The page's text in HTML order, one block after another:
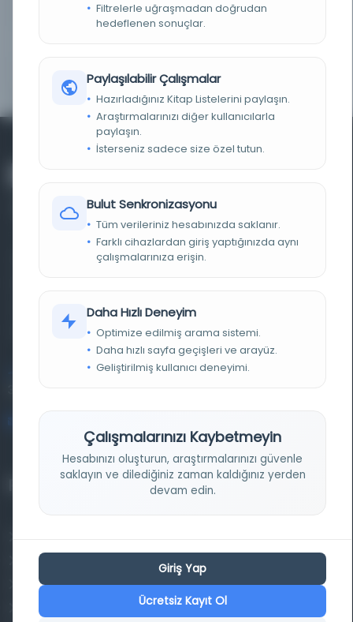
Başlığın çevirisi: Saflık bahçesi.
Open Access
Farklı dönem, dil ve coğrafyalara ait tarihî yazma ve
materyalleri bir araya getiren kapsamlı bir dijital
kütüphane ve meta katalog.
Entertech Ofis: 322 İstanbul Ün. Avcılar Kampüsü Avcılar,
Projelerimiz
Aruz ve Hece Ölçüsü
Türkçe Metin Sıklık Analizi
Kazakça Metin Sıklık Analizi
Filtrelerle uğraşmadan doğrudan
hedeflenen sonuçlar.
Paylaşılabilir Çalışmalar
Hazırladığınız Kitap Listelerini paylaşın.
Araştırmalarınızı diğer kullanıcılarla
paylaşın.
İsterseniz sadece size özel tutun.
Bulut Senkronizasyonu
Tüm verileriniz hesabınızda saklanır.
Farklı cihazlardan giriş yaptığınızda aynı
çalışmalarınıza erişin.
Daha Hızlı Deneyim
Optimize edilmiş arama sistemi.
Daha hızlı sayfa geçişleri ve arayüz.
Geliştirilmiş kullanıcı deneyimi.
Çalışmalarınızı Kaybetmeyin
Hesabınızı oluşturun, araştırmalarınızı güvenle
saklayın ve dilediğiniz zaman kaldığınız yerden
devam edin.
Giriş Yap
Ücretsiz Kayıt Ol